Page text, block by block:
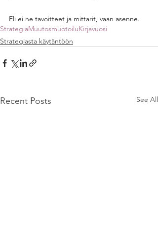
Eli ei ne tavoitteet ja mittarit, vaan asenne.
StrategiaMuutosmuotoiluKirjavuosi
Strategiasta käytäntöön
Recent Posts See All